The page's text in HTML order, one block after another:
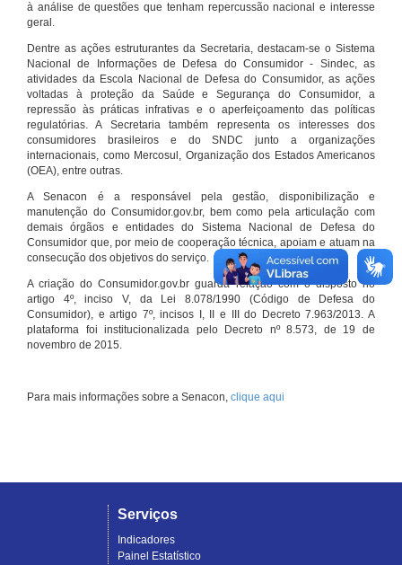
à análise de questões que tenham repercussão nacional e interesse
geral.
Dentre as ações estruturantes da Secretaria, destacam-se o Sistema
Nacional de Informações de Defesa do Consumidor - Sindec, as
atividades da Escola Nacional de Defesa do Consumidor, as ações
voltadas à proteção da Saúde e Segurança do Consumidor, a
repressão às práticas infrativas e o aperfeiçoamento das políticas
regulatórias. A Secretaria também representa os interesses dos
consumidores brasileiros e do SNDC junto a organizações
internacionais, como Mercosul, Organização dos Estados Americanos
(OEA), entre outras.
A Senacon é a responsável pela gestão, disponibilização e
manutenção do Consumidor.gov.br, bem como pela articulação com
demais órgãos e entidades do Sistema Nacional de Defesa do
Consumidor que, por meio de cooperação técnica, apoiam e atuam na
consecução dos objetivos do serviço.
A criação do Consumidor.gov.br guarda relação com o disposto no
artigo 4º, inciso V, da Lei 8.078/1990 (Código de Defesa do
Consumidor), e artigo 7º, incisos I, II e III do Decreto 7.963/2013. A
plataforma foi institucionalizada pelo Decreto nº 8.573, de 19 de
novembro de 2015.
Para mais informações sobre a Senacon, clique aqui
Serviços
Indicadores
Painel Estatístico